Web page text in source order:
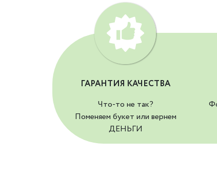
ГАРАНТИЯ КАЧЕСТВА
Что-то не так?
Поменяем букет или вернем
ДЕНЬГИ